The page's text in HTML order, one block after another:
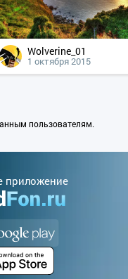
Wolverine_01
1 октября 2015
пользователям.
приложение